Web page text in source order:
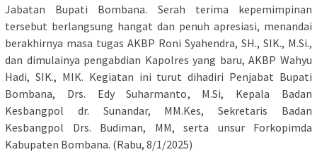
Jabatan Bupati Bombana. Serah terima kepemimpinan
tersebut berlangsung hangat dan penuh apresiasi, menandai
berakhirnya masa tugas AKBP Roni Syahendra, SH., SIK., M.Si.,
dan dimulainya pengabdian Kapolres yang baru, AKBP Wahyu
Hadi, SIK., MIK. Kegiatan ini turut dihadiri Penjabat Bupati
Bombana, Drs. Edy Suharmanto, M.Si, Kepala Badan
Kesbangpol dr. Sunandar, MM.Kes, Sekretaris Badan
Kesbangpol Drs. Budiman, MM, serta unsur Forkopimda
Kabupaten Bombana. (Rabu, 8/1/2025)